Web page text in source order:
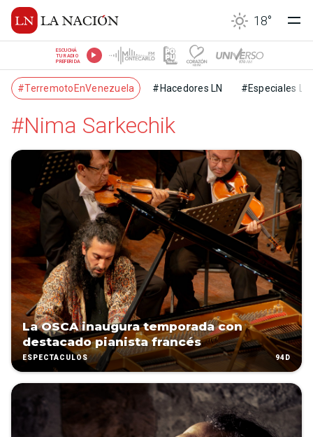
18°
ESCUCHÁ
TU RADIO
PREFERIDA
#TerremotoEnVenezuela #Hacedores LN #Especiales LN
#Nima Sarkechik
La OSCA inaugura temporada con
destacado pianista francés
ESPECTÁCULOS 94D